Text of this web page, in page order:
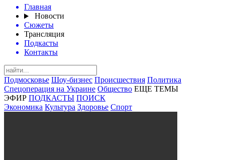
Главная
Новости
Сюжеты
Трансляция
Подкасты
Контакты
Подмосковье Шоу-бизнес Происшествия Политика
Спецоперация на Украине Общество ЕЩЕ ТЕМЫ
ЭФИР ПОДКАСТЫ ПОИСК
Экономика Культура Здоровье Спорт